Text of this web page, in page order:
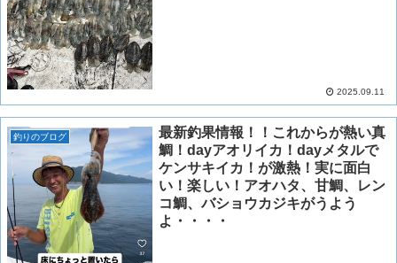
2025.09.11
釣りのブログ
最新釣果情報！！これからが熱い真
鯛！dayアオリイカ！dayメタルで
ケンサキイカ！が激熱！実に面白
い！楽しい！アオハタ、甘鯛、レン
コ鯛、バショウカジキがうよう
よ・・・・